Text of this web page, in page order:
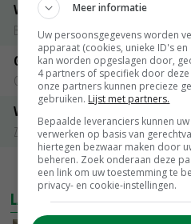
Vleeskuikens 2001-2600 gr
Barneveld
Gerst
Groningen
Volle melkpoeder
Zuivel NL
MEER
LAATSTE NIEUWS
Meer informatie
Uw persoonsgegevens worden
apparaat (cookies, unieke ID's
kan worden opgeslagen door,
4 partners of specifiek door
onze partners kunnen precieze
gebruiken. Lijst met partners.
Bepaalde leveranciers kunnen
verwerken op basis van
hiertegen bezwaar maken door
beheren. Zoek onderaan deze
een link om uw toestemming te
privacy- en cookie-instellingen.